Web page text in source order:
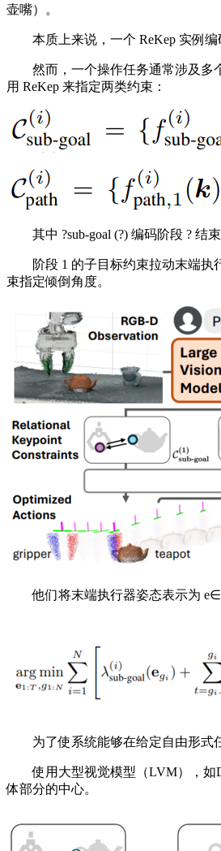
壶嘴）。
本质上来说，一个 ReKep 实例编
然而，一个操作任务通常涉及多个
用 ReKep 来指定两类约束：
其中 ?sub-goal (?) 编码阶段 ? 结束
阶段 1 的子目标约束拉动末端执行
束指定倾倒角度。
他们将末端执行器姿态表示为 e∈
为了使系统能够在给定自由形式任
使用大型视觉模型（LVM），如
体部分的中心。